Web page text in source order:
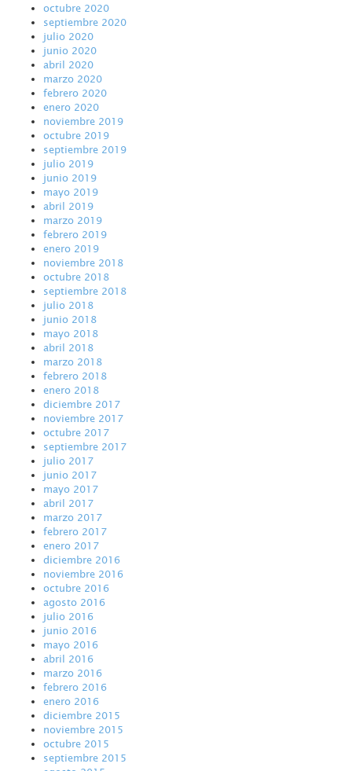
octubre 2020
septiembre 2020
julio 2020
junio 2020
abril 2020
marzo 2020
febrero 2020
enero 2020
noviembre 2019
octubre 2019
septiembre 2019
julio 2019
junio 2019
mayo 2019
abril 2019
marzo 2019
febrero 2019
enero 2019
noviembre 2018
octubre 2018
septiembre 2018
julio 2018
junio 2018
mayo 2018
abril 2018
marzo 2018
febrero 2018
enero 2018
diciembre 2017
noviembre 2017
octubre 2017
septiembre 2017
julio 2017
junio 2017
mayo 2017
abril 2017
marzo 2017
febrero 2017
enero 2017
diciembre 2016
noviembre 2016
octubre 2016
agosto 2016
julio 2016
junio 2016
mayo 2016
abril 2016
marzo 2016
febrero 2016
enero 2016
diciembre 2015
noviembre 2015
octubre 2015
septiembre 2015